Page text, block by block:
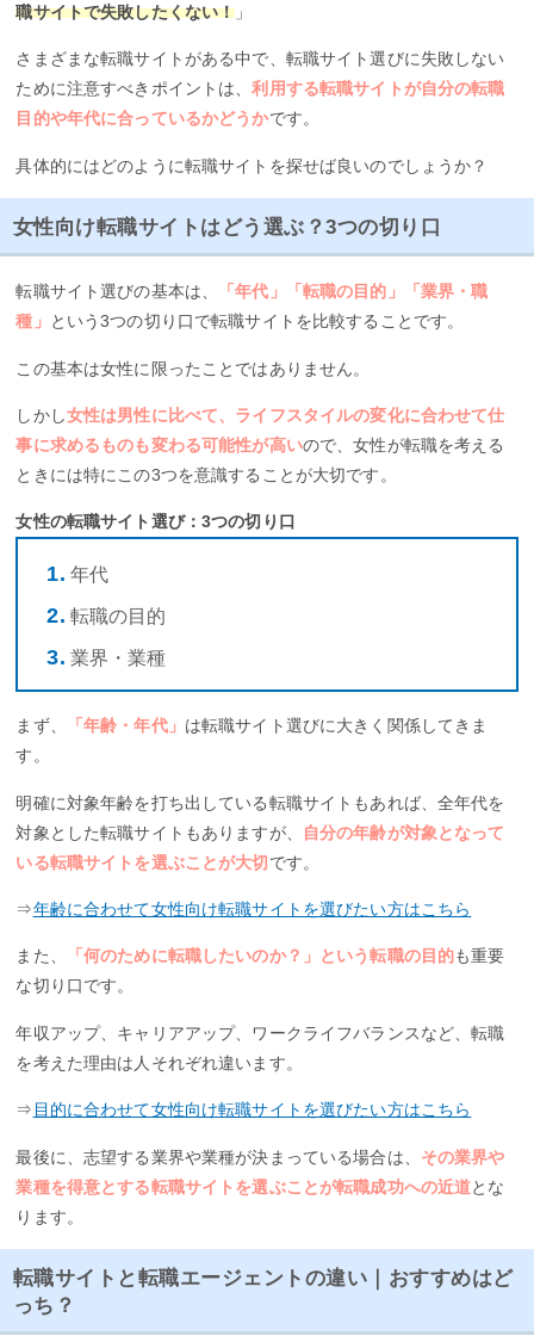
職サイトで失敗したくない！ 」
さまざまな転職サイトがある中で、転職サイト選びに失敗しない
ために注意すべきポイントは、利用する転職サイトが自分の転職
目的や年代に合っているかどうかです。
具体的にはどのように転職サイトを探せば良いのでしょうか？
女性向け転職サイトはどう選ぶ？3つの切り口
転職サイト選びの基本は、
「年代」「転職の目的」「業界・職
種」 という3つの切り口で転職サイトを比較することです。
この基本は女性に限ったことではありません。
しかし女性は男性に比べて、ライフスタイルの変化に合わせて仕
事に求めるものも変わる可能性が高いので、女性が転職を考える
ときには特にこの3つを意識することが大切です。
女性の転職サイト選び：3つの切り口
年代
転職の目的
業界・業種
まず、 「年齢・年代」 は転職サイト選びに大きく関係してきま
す。
明確に対象年齢を打ち出している転職サイトもあれば、全年代を
対象とした転職サイトもありますが、
自分の年齢が対象となって
いる転職サイトを選ぶことが大切です。
⇒年齢に合わせて女性向け転職サイトを選びたい方はこちら
また、 「何のために転職したいのか？」という転職の目的も重要
な切り口です。
年収アップ、キャリアアップ、ワークライフバランスなど、転職
を考えた理由は人それぞれ違います。
⇒ 目的に合わせて女性向け転職サイトを選びたい方はこちら
最後に、志望する業界や業種が決まっている場合は、 その業界や
業種を得意とする転職サイトを選ぶことが転職成功への近道とな
ります。
転職サイトと転職エージェントの違い｜おすすめはど
っち？